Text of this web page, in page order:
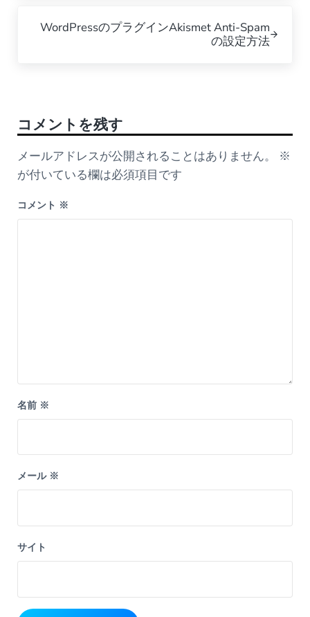
WordPressのプラグインAkismet Anti-Spam
の設定方法
コメントを残す
メールアドレスが公開されることはありません。
※
が付いている欄は必須項目です
コメント ※
名前 ※
メール ※
サイト